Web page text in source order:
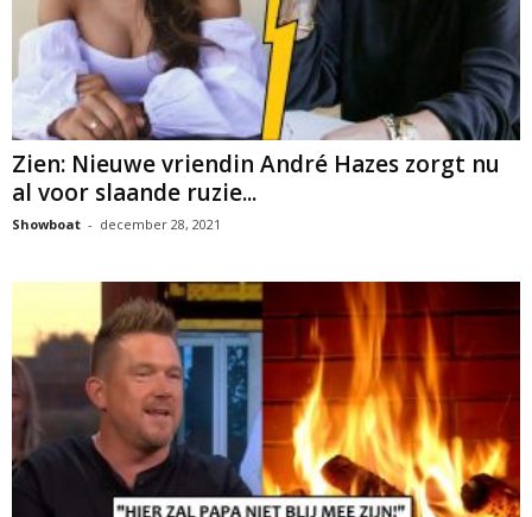
Zien: Nieuwe vriendin André Hazes zorgt nu
al voor slaande ruzie...
Showboat - december 28, 2021